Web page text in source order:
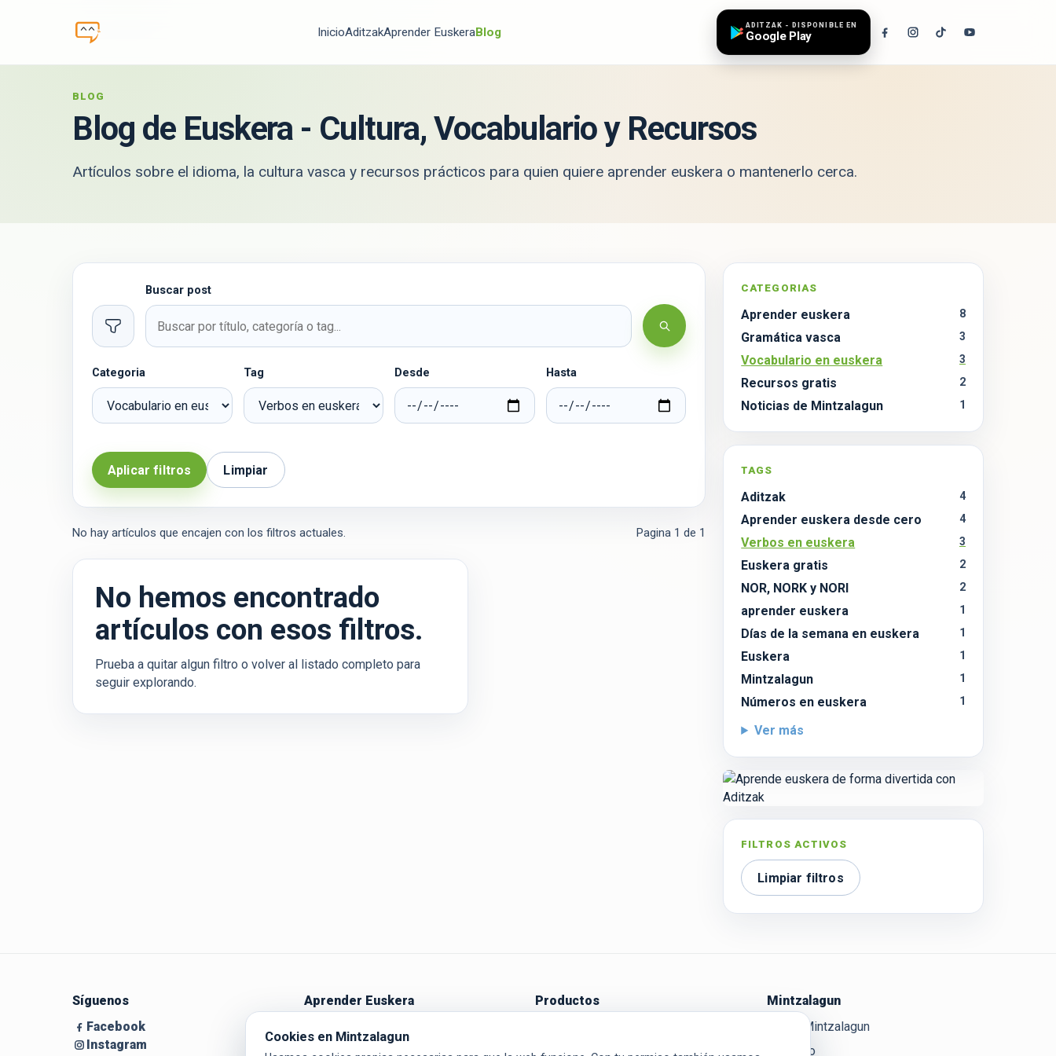
Cookies en Mintzalagun
InicioAditzakAprender EuskeraBlog ADITZAK - DISPONIBLE EN
Google Play
BLOG
Blog de Euskera - Cultura, Vocabulario y Recursos
Artículos sobre el idioma, la cultura vasca y recursos prácticos para quien quiere aprender euskera o mantenerlo cerca.
Filtros
Buscar post
Buscar
Categoria Tag Desde Hasta
Aplicar filtros Limpiar
No hay artículos que encajen con los filtros actuales. Pagina 1 de 1
No hemos encontrado
artículos con esos filtros.
Prueba a quitar algun filtro o volver al listado completo para
seguir explorando.
CATEGORIAS
Aprender euskera 8
Gramática vasca 3
Vocabulario en euskera 3
Recursos gratis 2
Noticias de Mintzalagun 1
TAGS
Aditzak 4
Aprender euskera desde cero 4
Verbos en euskera 3
Euskera gratis 2
NOR, NORK y NORI 2
aprender euskera 1
Días de la semana en euskera 1
Euskera 1
Mintzalagun 1
Números en euskera 1
Ver más
FILTROS ACTIVOS
Limpiar filtros
Síguenos
Facebook
Instagram
Aprender Euskera
Productos
Ikasi
Mintzalagun
Sobre Mintzalagun
Contacto